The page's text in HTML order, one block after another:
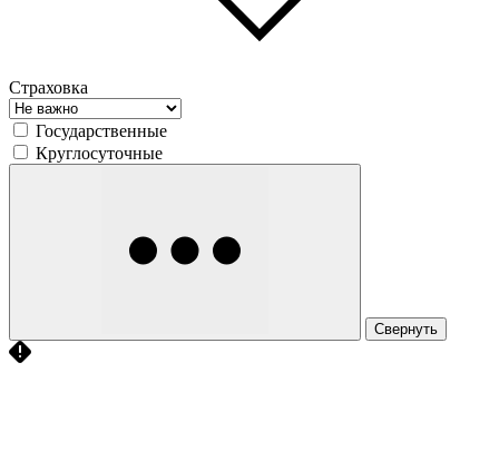
Страховка
Государственные
Круглосуточные
Свернуть